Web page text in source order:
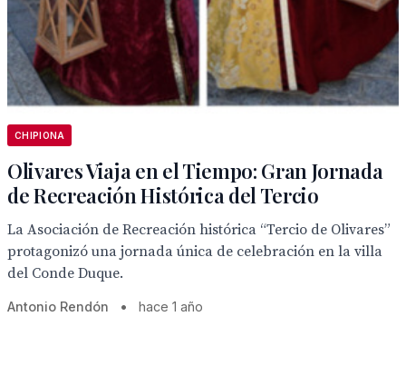
CHIPIONA
Olivares Viaja en el Tiempo: Gran Jornada
de Recreación Histórica del Tercio
La Asociación de Recreación histórica “Tercio de Olivares”
protagonizó una jornada única de celebración en la villa
del Conde Duque.
Antonio Rendón • hace 1 año